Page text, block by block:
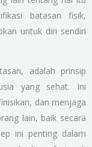
batasan fisik,
untuk diri sendiri
adalah prinsip
yang sehat. Ini
dan menjaga
lain, baik secara
ini penting dalam